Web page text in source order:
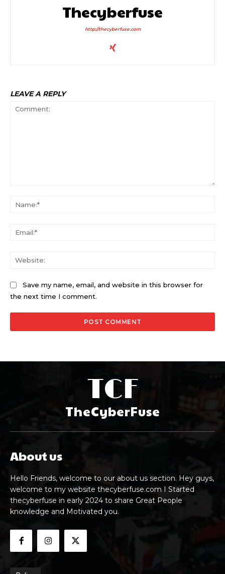
Thecyberfuse
http://thecyberfuse.com
LEAVE A REPLY
Save my name, email, and website in this browser for
the next time I comment.
TCF
TheCyberFuse
About us
Hello Friends, welcome to our about us section. Hey guys,
welcome to my website thecyberfuse.com I Started
thecyberfuse in early 2024 to share Great People
knowledge and Motivated you.